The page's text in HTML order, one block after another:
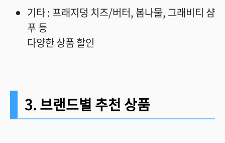
기타 : 프래지덩 치즈/버터, 봄나물, 그래비티 샴
푸 등
다양한 상품 할인
3. 브랜드별 추천 상품